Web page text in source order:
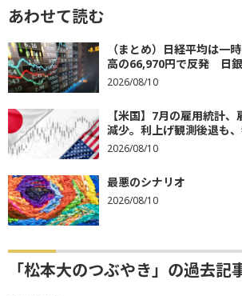
あわせて読む
（まとめ）日経平均は一
高の66,970円で反発 日
2026/08/10
【米国】7月の雇用統計
減少。利上げ観測後退も
2026/08/10
最悪のシナリオ
2026/08/10
「松本大のつぶやき」の過去記